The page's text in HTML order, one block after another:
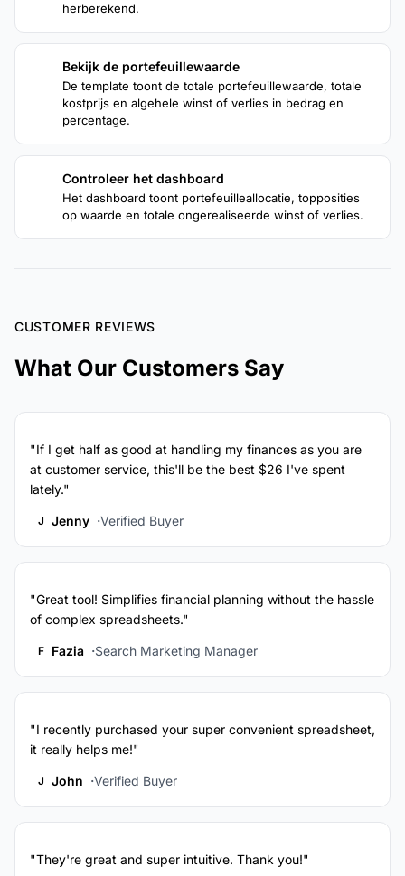
herberekend.
Bekijk de portefeuillewaarde
De template toont de totale portefeuillewaarde, totale
kostprijs en algehele winst of verlies in bedrag en
percentage.
Controleer het dashboard
Het dashboard toont portefeuilleallocatie, topposities
op waarde en totale ongerealiseerde winst of verlies.
CUSTOMER REVIEWS
What Our Customers Say
"If I get half as good at handling my finances as you are
at customer service, this'll be the best $26 I've spent
lately."
J Jenny Verified Buyer
"Great tool! Simplifies financial planning without the hassle
of complex spreadsheets."
F Fazia Search Marketing Manager
"I recently purchased your super convenient spreadsheet,
it really helps me!"
J John Verified Buyer
"They're great and super intuitive. Thank you!"